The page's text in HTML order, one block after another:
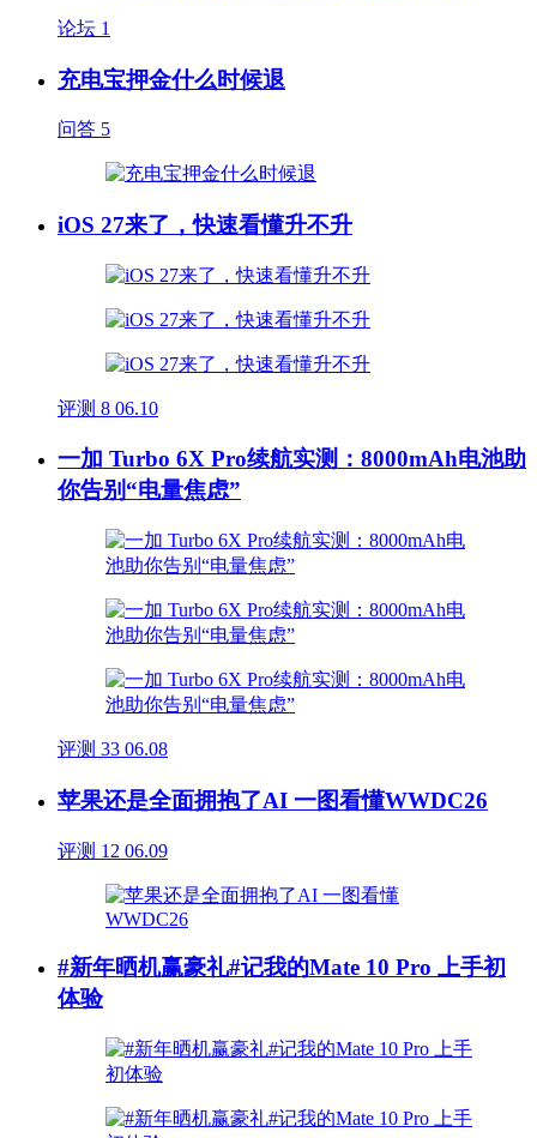
论坛 1
充电宝押金什么时候退
问答 5
iOS 27来了，快速看懂升不升
评测 8 06.10
一加 Turbo 6X Pro续航实测：8000mAh电池助
你告别“电量焦虑”
评测 33 06.08
苹果还是全面拥抱了AI 一图看懂WWDC26
评测 12 06.09
#新年晒机赢豪礼#记我的Mate 10 Pro 上手初
体验